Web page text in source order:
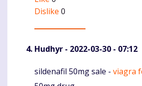
Dislike 0
Hudhyr - 2022-03-30 - 07:12
Komentaras
sildenafil 50mg sale - viagra